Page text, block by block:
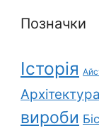
Позначки
Історія
Архітектура
вироби